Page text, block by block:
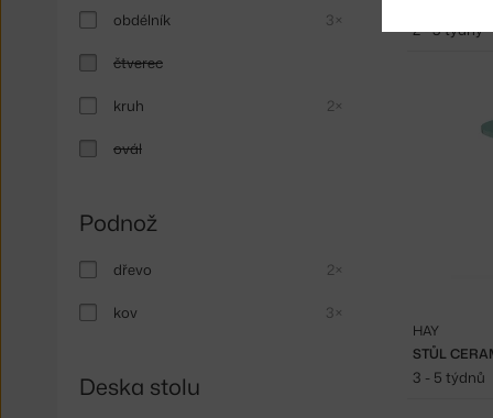
obdélník 3×
čtverec
kruh 2×
ovál
Podnož
dřevo 2×
kov 3×
Deska stolu
2 - 3 týdny
STŮL
HAY
3 - 5 týdnů